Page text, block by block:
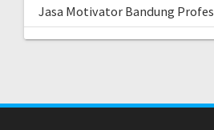
Jasa Motivator Bandung